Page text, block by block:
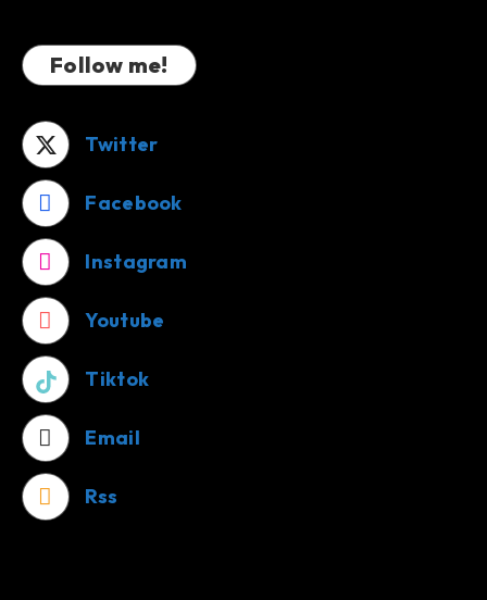
Follow me!
Twitter
Facebook
Instagram
Youtube
Tiktok
Email
Rss